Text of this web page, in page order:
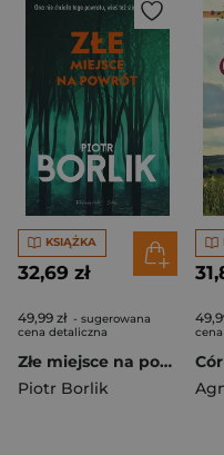
KSIĄŻKA
32,69 zł
49,99 zł - sugerowana
cena detaliczna
Złe miejsce na powrót
Piotr Borlik